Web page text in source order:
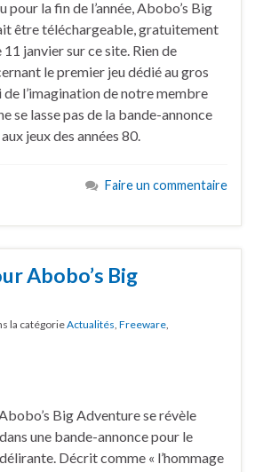
la fin de l’année, Abobo’s Big
être téléchargeable, gratuitement
janvier sur ce site. Rien de
le premier jeu dédié au gros
l’imagination de notre membre
se lasse pas de la bande-annonce
jeux des années 80.
Faire un commentaire
Abobo’s Big
la catégorieActualités Freeware
Big Adventure se révèle
une bande-annonce pour le
Décrit comme « l’hommage